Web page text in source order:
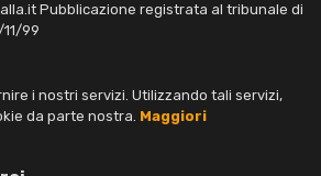
Pubblicazione registrata al tribunale di
99
i nostri servizi. Utilizzando tali servizi,
da parte nostra. Maggiori